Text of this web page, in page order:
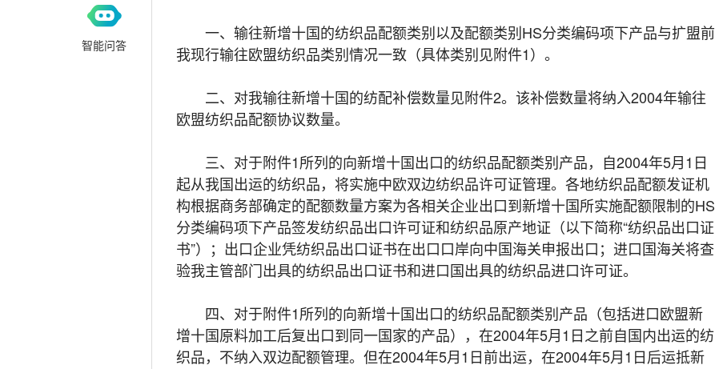
一、输往新增十国的纺织品配额类别以及配额类别HS分类编码项下产品与扩盟前
我现行输往欧盟纺织品类别情况一致（具体类别见附件1）。
二、对我输往新增十国的纺配补偿数量见附件2。该补偿数量将纳入2004年输往
欧盟纺织品配额协议数量。
三、对于附件1所列的向新增十国出口的纺织品配额类别产品，自2004年5月1日
起从我国出运的纺织品，将实施中欧双边纺织品许可证管理。各地纺织品配额发证机
构根据商务部确定的配额数量方案为各相关企业出口到新增十国所实施配额限制的HS
分类编码项下产品签发纺织品出口许可证和纺织品原产地证（以下简称“纺织品出口证
书”）；出口企业凭纺织品出口证书在出口口岸向中国海关申报出口；进口国海关将查
验我主管部门出具的纺织品出口证书和进口国出具的纺织品进口许可证。
四、对于附件1所列的向新增十国出口的纺织品配额类别产品（包括进口欧盟新
增十国原料加工后复出口到同一国家的产品），在2004年5月1日之前自国内出运的纺
织品，不纳入双边配额管理。但在2004年5月1日前出运，在2004年5月1日后运抵新
智能问答